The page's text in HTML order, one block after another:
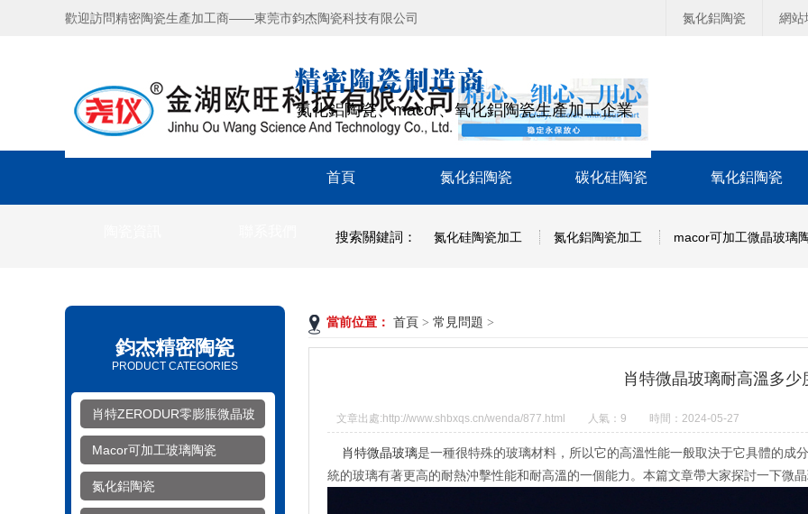
歡迎訪問精密陶瓷生產加工商——東莞市鈞杰陶瓷科技有限公司 氮化鋁陶瓷 網站
氮化鋁陶瓷、macor、氧化鋁陶瓷生產加工企業
首頁 氮化鋁陶瓷 碳化硅陶瓷 氧化鋁陶瓷
搜索關鍵詞： 氮化硅陶瓷加工 氮化鋁陶瓷加工 macor可加工微晶玻璃
鈞杰精密陶瓷
PRODUCT CATEGORIES
肖特ZERODUR零膨脹微晶玻
璃 Macor可加工玻璃陶瓷
氮化鋁陶瓷
當前位置： 首頁 > 常見問題 >
肖特微晶玻璃耐高溫多少
文章出處:http://www.shbxqs.cn/wenda/877.html 人氣：9 時間：2024-05-27
肖特微晶玻璃是一種很特殊的玻璃材料，所以它的高溫性能一般取決于它具體的成
統的玻璃有著更高的耐熱沖擊性能和耐高溫的一個能力。本篇文章帶大家探討一下微